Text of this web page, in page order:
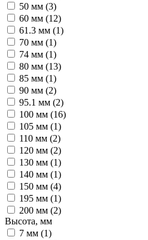
50 мм (3)
60 мм (12)
61.3 мм (1)
70 мм (1)
74 мм (1)
80 мм (13)
85 мм (1)
90 мм (2)
95.1 мм (2)
100 мм (16)
105 мм (1)
110 мм (2)
120 мм (2)
130 мм (1)
140 мм (1)
150 мм (4)
195 мм (1)
200 мм (2)
Высота, мм
7 мм (1)